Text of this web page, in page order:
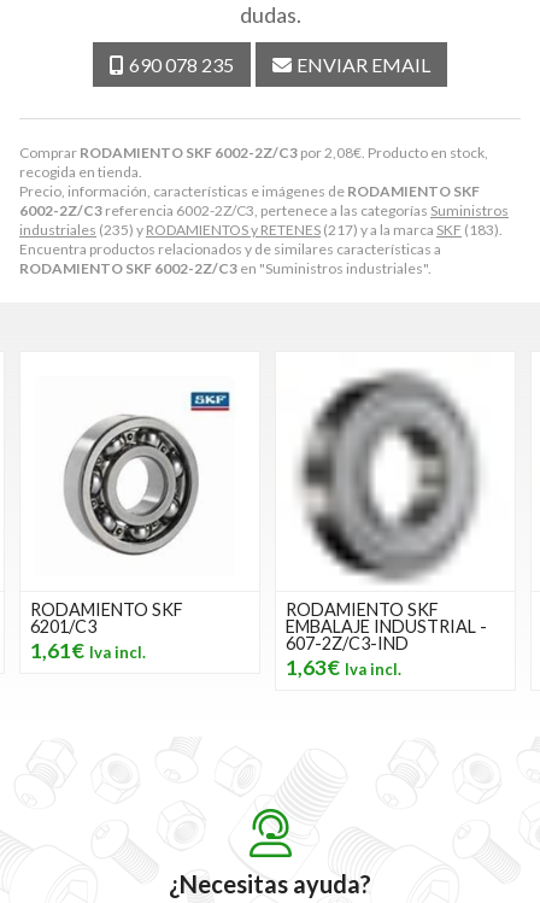
Comprar RODAMIENTO SKF 6002-2Z/C3 por2,08€. Producto en stock,
recogida en tienda.
Precio, información, características e imágenes de RODAMIENTO SKF
6002-2Z/C3 referencia 6002-2Z/C3, pertenece a las categorías Suministros
industriales (235) y RODAMIENTOS y RETENES (217) y a la marca SKF (183).
Encuentra productos relacionados y de similares características a
RODAMIENTO SKF 6002-2Z/C3 en "Suministros industriales".
dudas.
690 078 235 ENVIAR EMAIL
RODAMIENTO SKF
6201/C3
1,61€
RODAMIENTO SKF
EMBALAJE INDUSTRIAL -
607-2Z/C3-IND
1,63€
¿Necesitas ayuda?